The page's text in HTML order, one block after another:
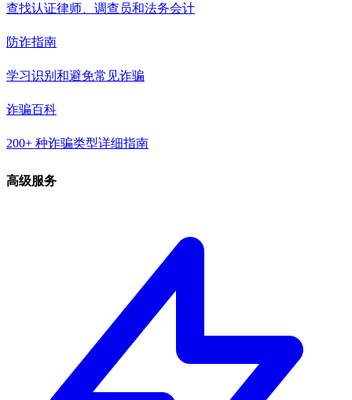
查找认证律师、调查员和法务会计
防诈指南
学习识别和避免常见诈骗
诈骗百科
200+ 种诈骗类型详细指南
高级服务